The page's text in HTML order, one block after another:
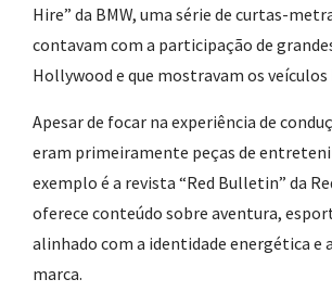
Hire” da BMW, uma série de curtas-
contavam com a participação de
Hollywood e que mostravam os veículos
Apesar de focar na experiência de
eram primeiramente peças de
exemplo é a revista “Red Bulletin” da
oferece conteúdo sobre aventura,
alinhado com a identidade energética e
marca.